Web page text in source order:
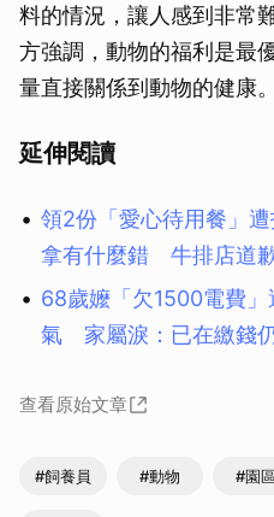
料的情況，讓人感到非常
方強調，動物的福利是最
量直接關係到動物的健康。
延伸閱讀
領2份「愛心待用餐」
拿有什麼錯 牛排店道
68歲嬤「欠1500電費
氣 家屬淚：已在繳錢
查看原始文章
#飼養員 #動物 #園